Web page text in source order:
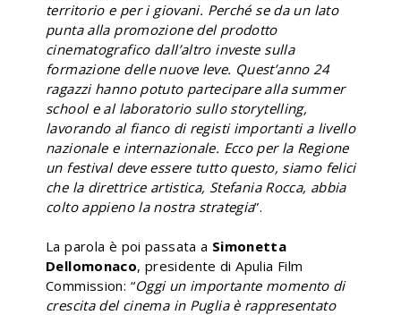
territorio e per i giovani. Perché se da un lato
punta alla promozione del prodotto
cinematografico dall’altro investe sulla
formazione delle nuove leve. Quest’anno 24
ragazzi hanno potuto partecipare alla summer
school e al laboratorio sullo storytelling,
lavorando al fianco di registi importanti a livello
nazionale e internazionale. Ecco per la Regione
un festival deve essere tutto questo, siamo felici
che la direttrice artistica, Stefania Rocca, abbia
colto appieno la nostra strategia”.
La parola è poi passata a Simonetta
Dellomonaco, presidente di Apulia Film
Commission: “Oggi un importante momento di
crescita del cinema in Puglia è rappresentato